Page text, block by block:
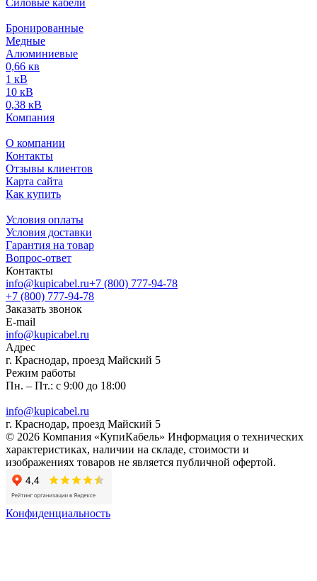
Силовые кабели
Бронированные
Медные
Алюминиевые
0,66 кв
1 кВ
10 кВ
0,38 кВ
Компания
О компании
Контакты
Отзывы клиентов
Карта сайта
Как купить
Условия оплаты
Условия доставки
Гарантия на товар
Вопрос-ответ
Контакты
info@kupicabel.ru+7 (800) 777-94-78
+7 (800) 777-94-78
Заказать звонок
E-mail
info@kupicabel.ru
Адрес
г. Краснодар, проезд Майский 5
Режим работы
Пн. – Пт.: с 9:00 до 18:00
info@kupicabel.ru
г. Краснодар, проезд Майский 5
© 2026 Компания «КупиКабель» Информация о технических
характеристиках, наличии на складе, стоимости и
изображениях товаров не является публичной офертой.
Конфиденциальность